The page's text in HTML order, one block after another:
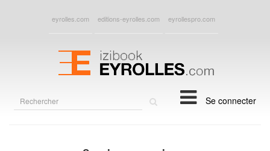
eyrolles.com editions-eyrolles.com eyrollespro.com
Se connecter